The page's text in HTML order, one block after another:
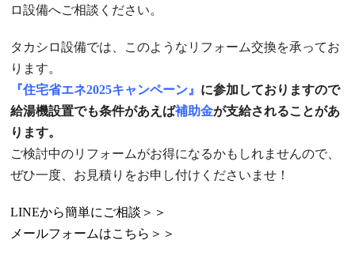
ロ設備へご相談ください。
タカシロ設備では、このようなリフォーム交換を承ってお
ります。
『住宅省エネ2025キャンペーン』 に参加しておりますので
給湯機設置でも条件があえば補助金が支給されることがあ
ります。
ご検討中のリフォームがお得になるかもしれませんので、
ぜひ一度、お見積りをお申し付けくださいませ！
LINEから簡単にご相談＞＞
メールフォームはこちら＞＞